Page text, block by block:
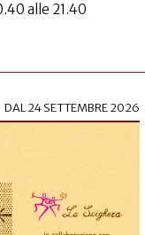
alle 21.40
DAL24 SETTEMBRE 2026